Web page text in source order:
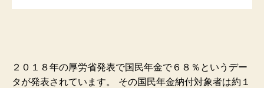
２０１８年の厚労省発表で国民年金で６８％というデー
タが発表されています。
その国民年金納付対象者は約 １